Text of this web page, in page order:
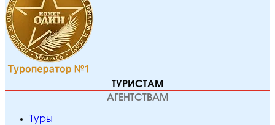
ТУРИСТАМ
АГЕНТСТВАМ
Туры